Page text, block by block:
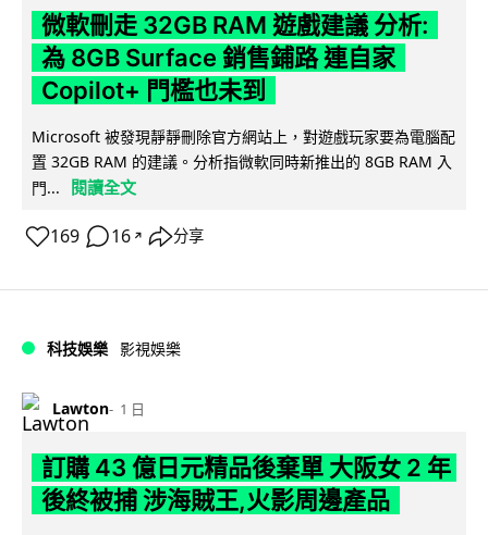
微軟刪走 32GB RAM 遊戲建議 分析:
為 8GB Surface 銷售鋪路 連自家
Copilot+ 門檻也未到
Microsoft 被發現靜靜刪除官方網站上，對遊戲玩家要為電腦配
置 32GB RAM 的建議。分析指微軟同時新推出的 8GB RAM 入
門...
閱讀全文
169 16 ↗ 分享
科技娛樂 影視娛樂
Lawton 1 日
訂購 43 億日元精品後棄單 大阪女 2 年
後終被捕 涉海賊王,火影周邊產品